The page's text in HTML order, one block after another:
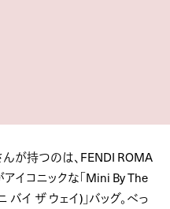
んが持つのは、FENDI ROMA
イコニックな「Mini By The
バイ ザ ウェイ)」バッグ。べっ